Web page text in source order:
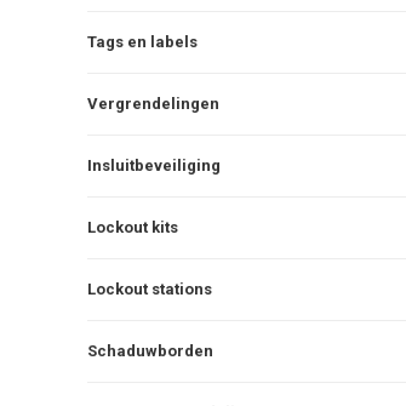
Tags en labels
Vergrendelingen
Insluitbeveiliging
Lockout kits
Lockout stations
Schaduwborden